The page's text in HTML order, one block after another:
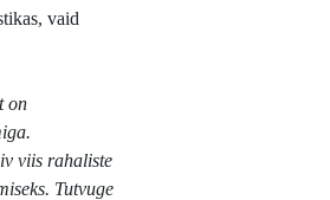
vaid
on
viis rahaliste
Tutvuge